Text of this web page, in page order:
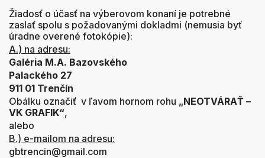
Žiadosť o účasť na výberovom konaní je potrebné
zaslať spolu s požadovanými dokladmi (nemusia byť
úradne overené fotokópie):
A.) na adresu:
Galéria M.A. Bazovského
Palackého 27
911 01 Trenčín
Obálku označiť v ľavom hornom rohu „NEOTVÁRAŤ –
VK GRAFIK“,
alebo
B.) e-mailom na adresu:
gbtrencin@gmail.com